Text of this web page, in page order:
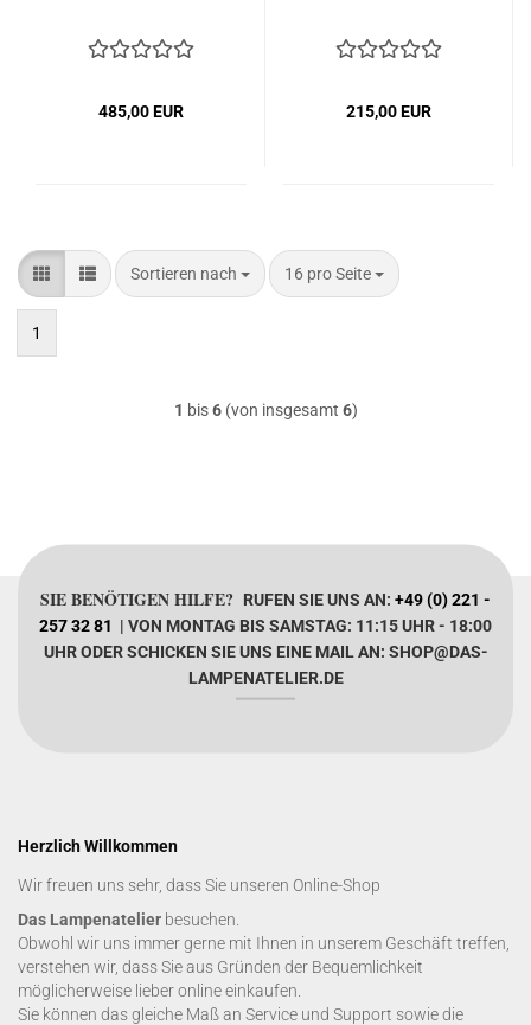
485,00 EUR 215,00 EUR
Sortieren nach
Sortieren nach 16 pro Seite
pro Seite
1
1 bis6(von insgesamt 6)
SIE BENÖTIGEN HILFE? RUFEN SIE UNS AN: +49 (0) 221 -
257 32 81 | VON MONTAG BIS SAMSTAG: 11:15 UHR - 18:00
UHR ODER SCHICKEN SIE UNS EINE MAIL AN: SHOP@DAS-
LAMPENATELIER.DE
Herzlich Willkommen
Wir freuen uns sehr, dass Sie unseren Online-Shop
Das Lampenatelier besuchen.
Obwohl wir uns immer gerne mit Ihnen in unserem Geschäft treffen,
verstehen wir, dass Sie aus Gründen der Bequemlichkeit
möglicherweise lieber online einkaufen.
Sie können das gleiche Maß an Service und Support sowie die